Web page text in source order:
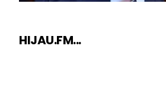
HIJAU.FM...